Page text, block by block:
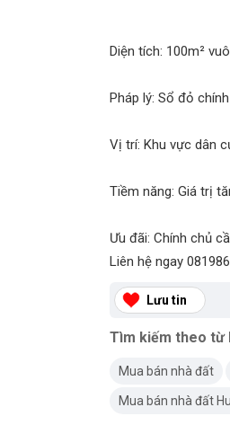
Diện tích: 100m²
Pháp lý: Sổ đỏ
Vị trí: Khu vực dân
Tiềm năng: Giá trị
Ưu đãi: Chính chủ
Liên hệ ngay
Lưu tin
Tìm kiếm theo từ
Mua bán nhà đất
Mua bán nhà đất